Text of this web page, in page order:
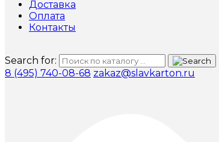
Доставка
Оплата
Контакты
Search for:
8 (495) 740-08-68 zakaz@slavkarton.ru